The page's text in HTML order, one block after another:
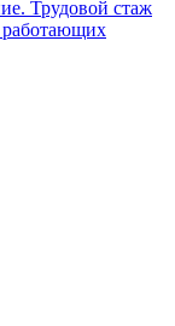
Трудовой стаж
работающих